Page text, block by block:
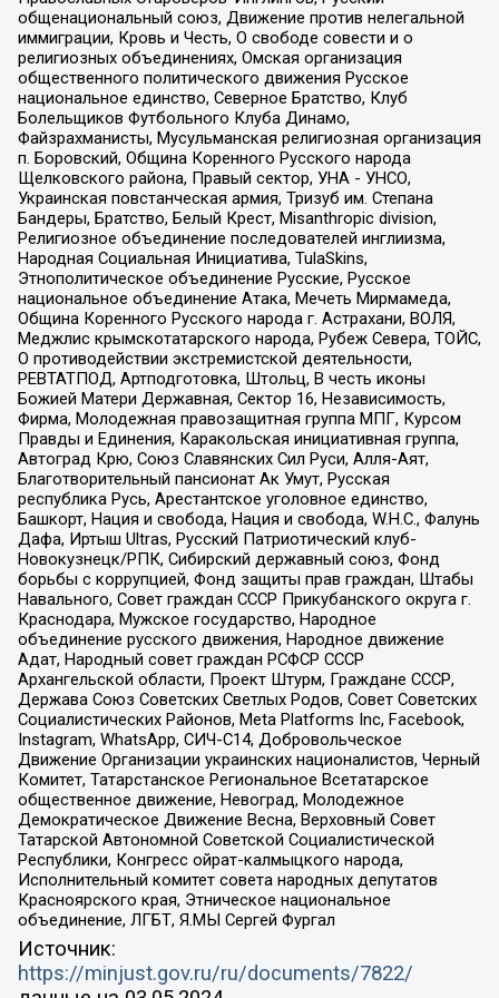
общенациональный союз, Движение против нелегальной
иммиграции, Кровь и Честь, О свободе совести и о
религиозных объединениях, Омская организация
общественного политического движения Русское
национальное единство, Северное Братство, Клуб
Болельщиков Футбольного Клуба Динамо,
Файзрахманисты, Мусульманская религиозная организация
п. Боровский, Община Коренного Русского народа
Щелковского района, Правый сектор, УНА - УНСО,
Украинская повстанческая армия, Тризуб им. Степана
Бандеры, Братство, Белый Крест, Misanthropic division,
Религиозное объединение последователей инглиизма,
Народная Социальная Инициатива, TulaSkins,
Этнополитическое объединение Русские, Русское
национальное объединение Атака, Мечеть Мирмамеда,
Община Коренного Русского народа г. Астрахани, ВОЛЯ,
Меджлис крымскотатарского народа, Рубеж Севера, ТОЙС,
О противодействии экстремистской деятельности,
РЕВТАТПОД, Артподготовка, Штольц, В честь иконы
Божией Матери Державная, Сектор 16, Независимость,
Фирма, Молодежная правозащитная группа МПГ, Курсом
Правды и Единения, Каракольская инициативная группа,
Автоград Крю, Союз Славянских Сил Руси, Алля-Аят,
Благотворительный пансионат Ак Умут, Русская
республика Русь, Арестантское уголовное единство,
Башкорт, Нация и свобода, Нация и свобода, W.H.С., Фалунь
Дафа, Иртыш Ultras, Русский Патриотический клуб-
Новокузнецк/РПК, Сибирский державный союз, Фонд
борьбы с коррупцией, Фонд защиты прав граждан, Штабы
Навального, Совет граждан СССР Прикубанского округа г.
Краснодара, Мужское государство, Народное
объединение русского движения, Народное движение
Адат, Народный совет граждан РСФСР СССР
Архангельской области, Проект Штурм, Граждане СССР,
Держава Союз Советских Светлых Родов, Совет Советских
Социалистических Районов, Meta Platforms Inc, Facebook,
Instagram, WhatsApp, СИЧ-С14, Добровольческое
Движение Организации украинских националистов, Черный
Комитет, Татарстанское Региональное Всетатарское
общественное движение, Невоград, Молодежное
Демократическое Движение Весна, Верховный Совет
Татарской Автономной Советской Социалистической
Республики, Конгресс ойрат-калмыцкого народа,
Исполнительный комитет совета народных депутатов
Красноярского края, Этническое национальное
объединение, ЛГБТ, Я.МЫ Сергей Фургал
Источник:
https://minjust.gov.ru/ru/documents/7822/